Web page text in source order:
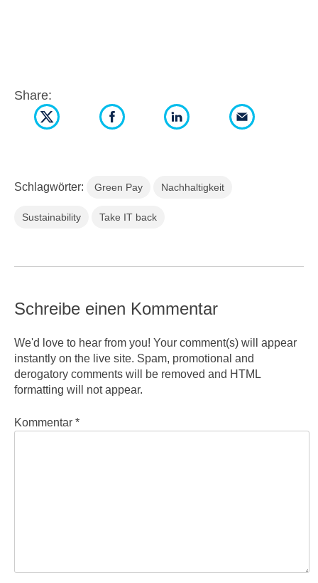
Share:
Schlagwörter: Green Pay Nachhaltigkeit
Sustainability Take IT back
Schreibe einen Kommentar
We'd love to hear from you! Your comment(s) will appear
instantly on the live site. Spam, promotional and
derogatory comments will be removed and HTML
formatting will not appear.
Kommentar *